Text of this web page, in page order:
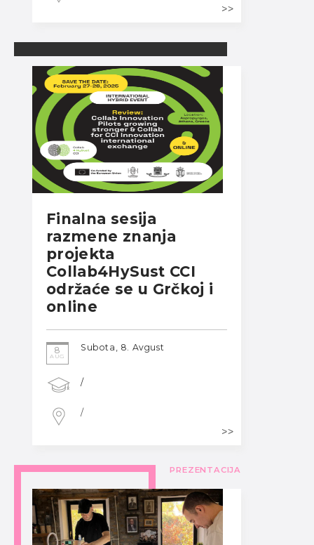
Finalna sesija
razmene znanja
projekta
Collab4HySust CCI
održaće se u Grčkoj i
online
8
AUG
Subota, 8. Avgust
/
/
PREZENTACIJA